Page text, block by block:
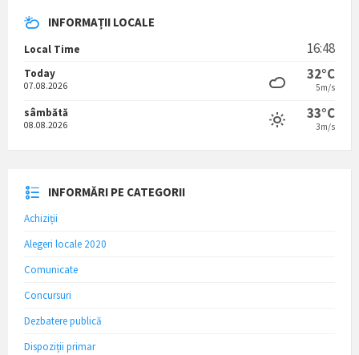
INFORMAȚII LOCALE
Local Time 16:48
Today
07.08.2026
32°C
5m/s
sâmbătă
08.08.2026
33°C
3m/s
INFORMĂRI PE CATEGORII
Achiziții
Alegeri locale 2020
Comunicate
Concursuri
Dezbatere publică
Dispoziții primar